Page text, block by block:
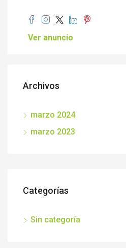
Ver anuncio
Archivos
marzo 2024
marzo 2023
Categorías
Sin categoría